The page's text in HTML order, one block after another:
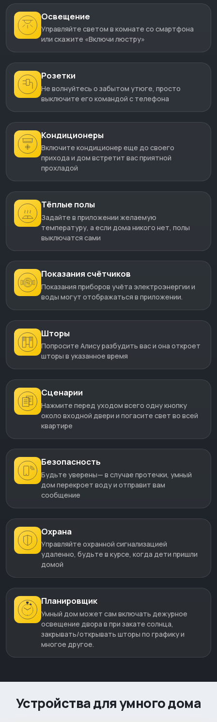
Освещение
Управляйте светом в комнате со смартфона
или скажите «Включи люстру»
Розетки
Не волнуйтесь о забытом утюге, просто
выключите его командой c телефона
Кондиционеры
Включите кондиционер еще до своего
прихода и дом встретит вас приятной
прохладой
Тёплые полы
Задайте в приложении желаемую
температуру, а если дома никого нет, полы
выключатся сами
Показания счётчиков
Показания приборов учёта электроэнергии и
воды могут отображаться в приложении.
Шторы
Попросите Алису разбудить вас и она откроет
шторы в указанное время
Сценарии
Нажмите перед уходом всего одну кнопку
около входной двери и погасите свет во всей
квартире
Безопасность
Будьте уверены— в случае протечки, умный
дом перекроет воду и отправит вам
сообщение
Охрана
Управляйте охранной сигнализацией
удаленно, будьте в курсе, когда дети пришли
домой
Планировщик
Умный дом может сам включать дежурное
освещение двора в при закате солнца,
закрывать/открывать шторы по графику и
многое другое.
Устройства для умного дома